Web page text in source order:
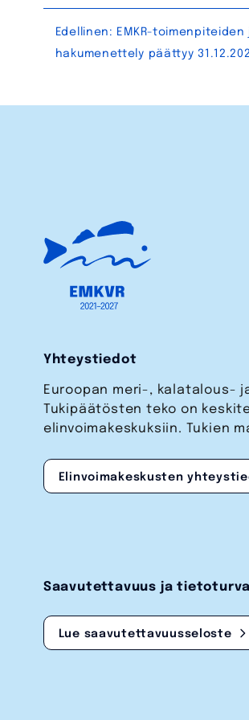
Artikkelien
Edellinen: EMKR-toimenpiteiden
hakumenettely päättyy
Yhteystiedot
Euroopan meri-, kalatalous-
Tukipäätösten teko on
elinvoimakeskuksiin. Tukien
Elinvoimakeskusten
Saavutettavuus ja tietoturva
Lue saavutettavuusseloste